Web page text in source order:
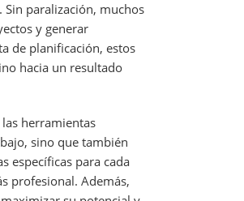
paralización, muchos
y generar
de planificación, estos
hacia un resultado
herramientas
sino que también
específicas para cada
profesional. Además,